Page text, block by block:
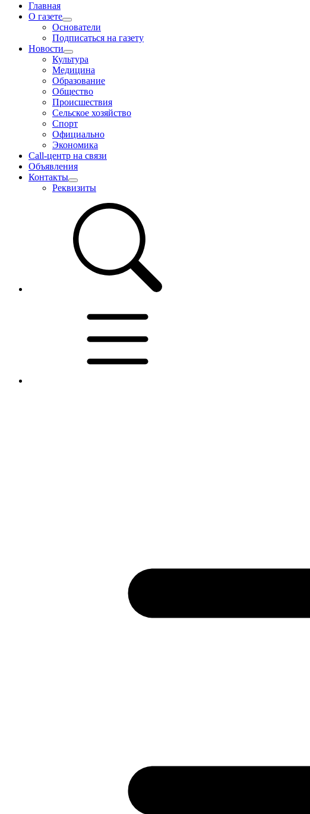
Главная
О газете
Основатели
Подписаться на газету
Новости
Культура
Медицина
Образование
Общество
Происшествия
Сельское хозяйство
Спорт
Официально
Экономика
Call-центр на связи
Объявления
Контакты
Реквизиты